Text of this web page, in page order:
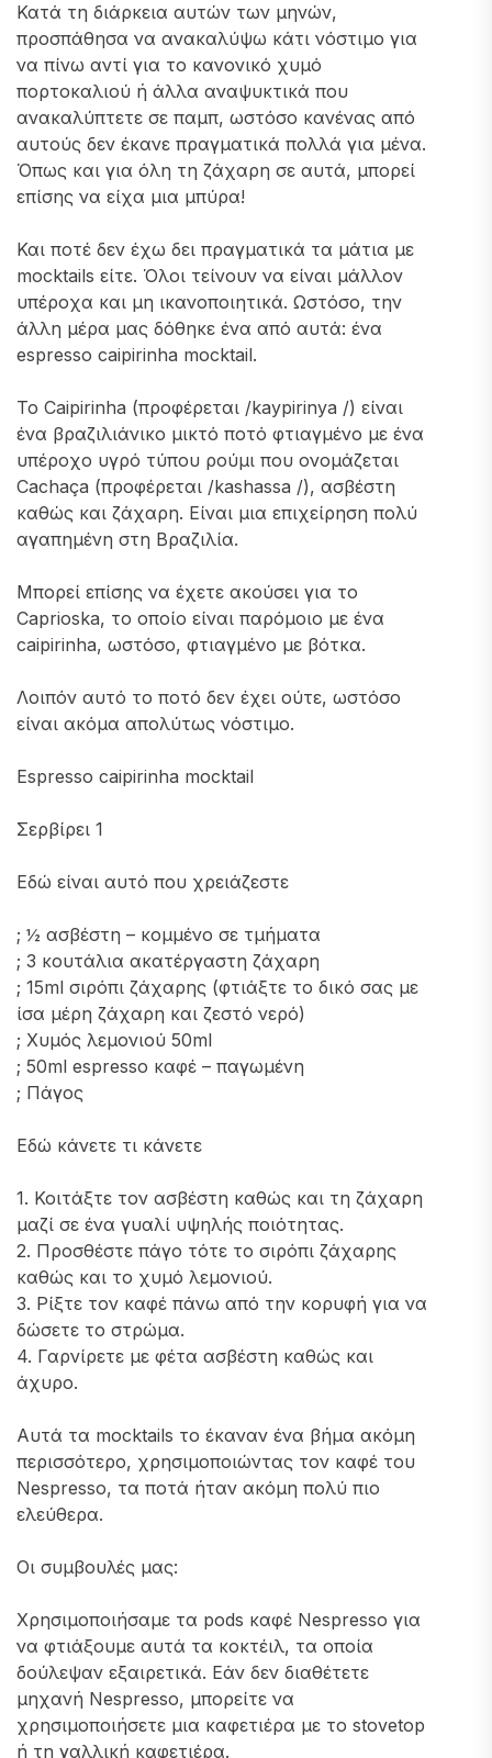
Κατά τη διάρκεια αυτών των μηνών,
προσπάθησα να ανακαλύψω κάτι νόστιμο για
να πίνω αντί για το κανονικό χυμό
πορτοκαλιού ή άλλα αναψυκτικά που
ανακαλύπτετε σε παμπ, ωστόσο κανένας από
αυτούς δεν έκανε πραγματικά πολλά για μένα.
Όπως και για όλη τη ζάχαρη σε αυτά, μπορεί
επίσης να είχα μια μπύρα!
Και ποτέ δεν έχω δει πραγματικά τα μάτια με
mocktails είτε. Όλοι τείνουν να είναι μάλλον
υπέροχα και μη ικανοποιητικά. Ωστόσο, την
άλλη μέρα μας δόθηκε ένα από αυτά: ένα
espresso caipirinha mocktail.
Το Caipirinha (προφέρεται /kaypirinya /) είναι
ένα βραζιλιάνικο μικτό ποτό φτιαγμένο με ένα
υπέροχο υγρό τύπου ρούμι που ονομάζεται
Cachaça (προφέρεται /kashassa /), ασβέστη
καθώς και ζάχαρη. Είναι μια επιχείρηση πολύ
αγαπημένη στη Βραζιλία.
Μπορεί επίσης να έχετε ακούσει για το
Caprioska, το οποίο είναι παρόμοιο με ένα
caipirinha, ωστόσο, φτιαγμένο με βότκα.
Λοιπόν αυτό το ποτό δεν έχει ούτε, ωστόσο
είναι ακόμα απολύτως νόστιμο.
Espresso caipirinha mocktail
Σερβίρει 1
Εδώ είναι αυτό που χρειάζεστε
; ½ ασβέστη – κομμένο σε τμήματα
; 3 κουτάλια ακατέργαστη ζάχαρη
; 15ml σιρόπι ζάχαρης (φτιάξτε το δικό σας με
ίσα μέρη ζάχαρη και ζεστό νερό)
; Χυμός λεμονιού 50ml
; 50ml espresso καφέ – παγωμένη
; Πάγος
Εδώ κάνετε τι κάνετε
1. Κοιτάξτε τον ασβέστη καθώς και τη ζάχαρη
μαζί σε ένα γυαλί υψηλής ποιότητας.
2. Προσθέστε πάγο τότε το σιρόπι ζάχαρης
καθώς και το χυμό λεμονιού.
3. Ρίξτε τον καφέ πάνω από την κορυφή για να
δώσετε το στρώμα.
4. Γαρνίρετε με φέτα ασβέστη καθώς και
άχυρο.
Αυτά τα mocktails το έκαναν ένα βήμα ακόμη
περισσότερο, χρησιμοποιώντας τον καφέ του
Nespresso, τα ποτά ήταν ακόμη πολύ πιο
ελεύθερα.
Οι συμβουλές μας:
Χρησιμοποιήσαμε τα pods καφέ Nespresso για
να φτιάξουμε αυτά τα κοκτέιλ, τα οποία
δούλεψαν εξαιρετικά. Εάν δεν διαθέτετε
μηχανή Nespresso, μπορείτε να
χρησιμοποιήσετε μια καφετιέρα με το stovetop
ή τη γαλλική καφετιέρα.